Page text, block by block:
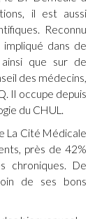
il est aussi
Reconnu
dans de
que sur de
des médecins,
Il occupe depuis
du CHUL.
La Cité Médicale
près de 42%
chroniques. De
de ses bons